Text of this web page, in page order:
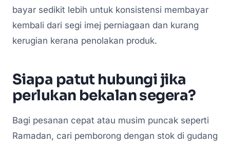
bayar sedikit lebih untuk konsistensi membayar
kembali dari segi imej perniagaan dan kurang
kerugian kerana penolakan produk.
Siapa patut hubungi jika
perlukan bekalan segera?
Bagi pesanan cepat atau musim puncak seperti
Ramadan, cari pemborong dengan stok di gudang